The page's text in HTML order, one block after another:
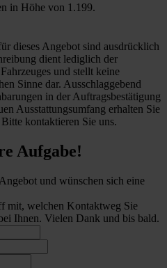
in Höhe von 1.199.
dieses Angebot sind ausdrücklich
dient lediglich der
und stellt keine
Sinne dar. Ausschlaggebend
in der Auftragsbestätigung
Ausstattungsumfang erhalten Sie
kontaktieren Sie uns.
Aufgabe!
und wünschen sich eine
mit, welchen Kontaktweg Sie
Ihnen. Vielen Dank und bis bald.